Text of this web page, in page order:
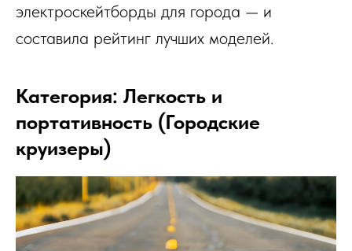
электроскейтборды для города — и
составила рейтинг лучших моделей.
Категория: Легкость и
портативность (Городские
круизеры)